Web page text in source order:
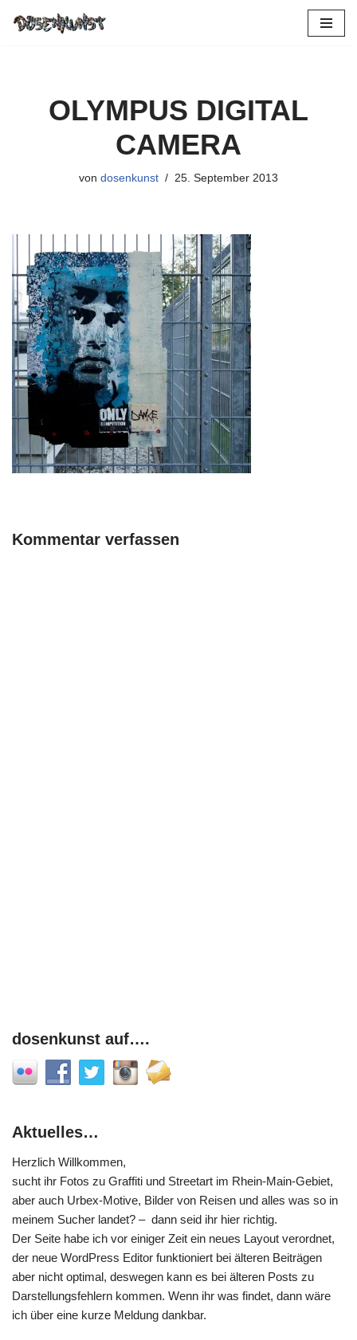
OLYMPUS DIGITAL
CAMERA
von dosenkunst 25. September 2013
Kommentar verfassen
dosenkunst auf….
Aktuelles…
Herzlich Willkommen,
sucht ihr Fotos zu Graffiti und Streetart im Rhein-Main-Gebiet,
aber auch Urbex-Motive, Bilder von Reisen und alles was so in
meinem Sucher landet? – dann seid ihr hier richtig.
Der Seite habe ich vor einiger Zeit ein neues Layout verordnet,
der neue WordPress Editor funktioniert bei älteren Beiträgen
aber nicht optimal, deswegen kann es bei älteren Posts zu
Darstellungsfehlern kommen. Wenn ihr was findet, dann wäre
ich über eine kurze Meldung dankbar.